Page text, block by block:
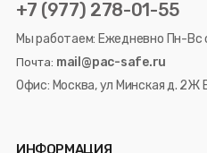
+7 (977) 278-01-55
Мы работаем: Ежедневно Пн-Вс
Почта: mail@pac-safe.ru
Офис: Москва, ул Минская д. 2Ж